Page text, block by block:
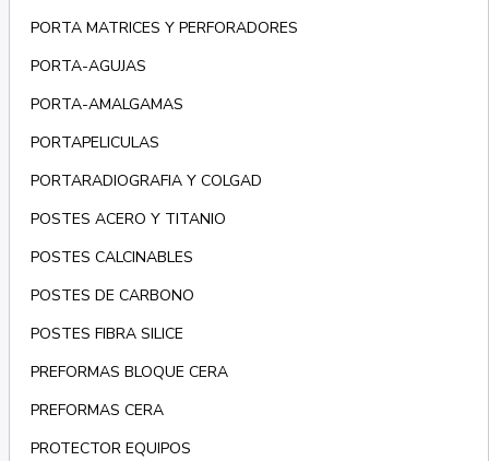
PORTA MATRICES Y PERFORADORES
PORTA-AGUJAS
PORTA-AMALGAMAS
PORTAPELICULAS
PORTARADIOGRAFIA Y COLGAD
POSTES ACERO Y TITANIO
POSTES CALCINABLES
POSTES DE CARBONO
POSTES FIBRA SILICE
PREFORMAS BLOQUE CERA
PREFORMAS CERA
PROTECTOR EQUIPOS